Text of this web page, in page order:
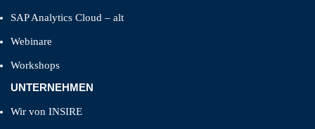
SAP Analytics Cloud – alt
Webinare
Workshops
UNTERNEHMEN
Wir von INSIRE